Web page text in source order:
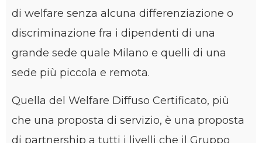
di welfare senza alcuna differenziazione o
discriminazione fra i dipendenti di una
grande sede quale Milano e quelli di una
sede più piccola e remota.
Quella del Welfare Diffuso Certificato, più
che una proposta di servizio, è una proposta
di partnership a tutti i livelli che il Gruppo